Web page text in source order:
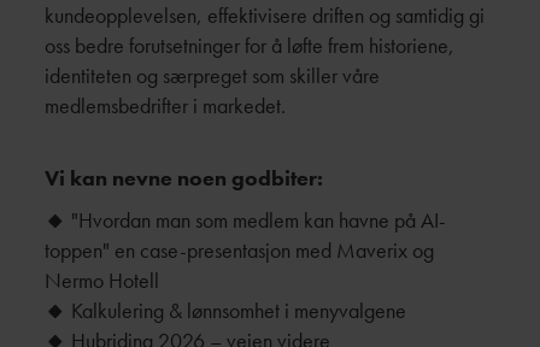
kundeopplevelsen, effektivisere driften og samtidig gi
oss bedre forutsetninger for å løfte frem historiene,
identiteten og særpreget som skiller våre
medlemsbedrifter i markedet.
Vi kan nevne noen godbiter:
🔸 "Hvordan man som medlem kan havne på AI-
toppen" en case-presentasjon med Maverix og
Nermo Hotell
🔸 Kalkulering & lønnsomhet i menyvalgene
🔸 Hubriding 2026 – veien videre